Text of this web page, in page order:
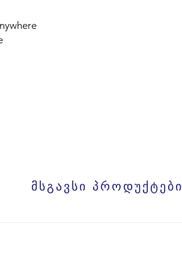
მსგავსი პროდუქტები